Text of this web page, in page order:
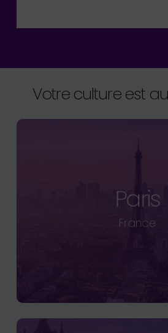
Votre culture est
Paris
France